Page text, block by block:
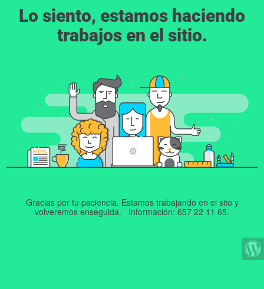
Lo siento, estamos haciendo
trabajos en el sitio.
Gracias por tu paciencia. Estamos trabajando en el sito y
volveremos enseguida. Información: 657 22 11 65.